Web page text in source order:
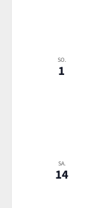
SO.
1
SA.
14